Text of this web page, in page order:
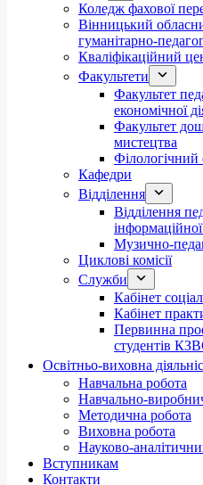
Коледж фахової
Вінницький
гуманітарно-
Кваліфікаційний
Факультети
Факультет
економічної
Факультет
мистецтва
Філологічний
Кафедри
Відділення
Відділення
інформаційної
Музично-
Циклові комісії
Служби
Кабінет
Кабінет
Первинна
студентів
Освітньо-виховна
Навчальна робота
Навчально-
Методична робота
Виховна робота
Науково-
Вступникам
Контакти